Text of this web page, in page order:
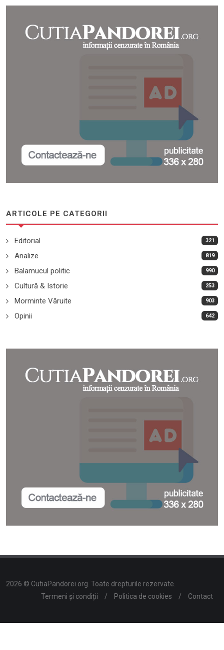
ARTICOLE PE CATEGORII
Editorial 321
Analize 819
Balamucul politic 990
Cultură & Istorie 253
Morminte Văruite 903
Opinii 642
2026 © CutiaPandorei.org. Toate drepturile rezervate.
Termeni și condiții
/ Politica de cookies / Contact